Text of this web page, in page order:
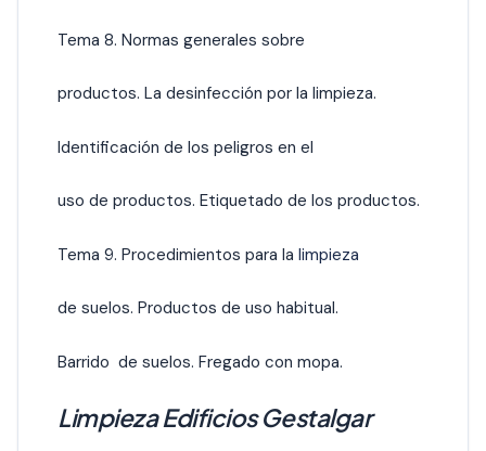
Tema 8. Normas generales sobre
productos. La desinfección por la limpieza.
Identificación de los peligros en el
uso de productos. Etiquetado de los productos.
Tema 9. Procedimientos para la limpieza
de suelos. Productos de uso habitual.
Barrido de suelos. Fregado con mopa.
Limpieza Edificios Gestalgar